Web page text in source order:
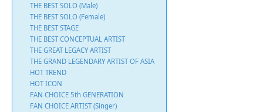
THE BEST SOLO (Male)
THE BEST SOLO (Female)
THE BEST STAGE
THE BEST CONCEPTUAL ARTIST
THE GREAT LEGACY ARTIST
THE GRAND LEGENDARY ARTIST OF ASIA
HOT TREND
HOT ICON
FAN CHOICE 5th GENERATION
FAN CHOICE ARTIST (Singer)